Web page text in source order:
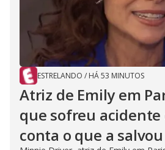
ESTRELANDO / HÁ 53 MINUTOS
Atriz de Emily em
que sofreu acidente
conta o que a salvou